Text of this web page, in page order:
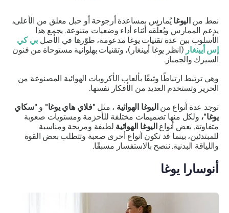
نمط مناليوغايُمارس بمساعدة أرجوحة أو حبل معلق من الأعلى،
يدعم الممارس ويُعلّقه أثناء أداء وضعيات متنوعة. يجمع هذا
الأسلوب بين عدة تقنيات يوغا مدعومة، طوّرها في الأصل بي كي
إس أيينغار(انظريوغا أيينغار)،وتقنيات بهلوانية مستوحاة من فنون
السيرك والجمباز.
وهي ترتبط ارتباطًا وثيقًا بألعاب الأكروبات الهوائية المصنوعة من
الحرير وتستخدم العديد من الأفكار نفسها.
توجد عدة أنواع مناليوغا الهوائية، مثل "فلاي هاي يوغا"و"سكاي
يوغا"،ولكل منها تصميمات مختلفة للأحزمة ومستويات صعوبة
متفاوتة. بعض أنواعاليوغا الهوائيةلطيفة ومريحة ومناسبة
للمبتدئين، بينما قد تكون أنواع أخرى صعبة وتتطلب بعض القوة
واللياقة البدنية. ننصح بالاستفسار مسبقًا.
أنوسارا يوغا